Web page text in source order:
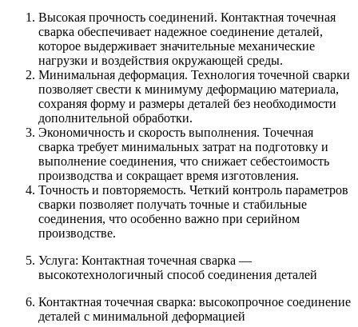
Высокая прочность соединений. Контактная точечная
сварка обеспечивает надежное соединение деталей,
которое выдерживает значительные механические
нагрузки и воздействия окружающей среды.
Минимальная деформация. Технология точечной сварки
позволяет свести к минимуму деформацию материала,
сохраняя форму и размеры деталей без необходимости
дополнительной обработки.
Экономичность и скорость выполнения. Точечная
сварка требует минимальных затрат на подготовку и
выполнение соединения, что снижает себестоимость
производства и сокращает время изготовления.
Точность и повторяемость. Четкий контроль параметров
сварки позволяет получать точные и стабильные
соединения, что особенно важно при серийном
производстве.
Услуга: Контактная точечная сварка —
высокотехнологичный способ соединения деталей
Контактная точечная сварка: высокопрочное соединение
деталей с минимальной деформацией